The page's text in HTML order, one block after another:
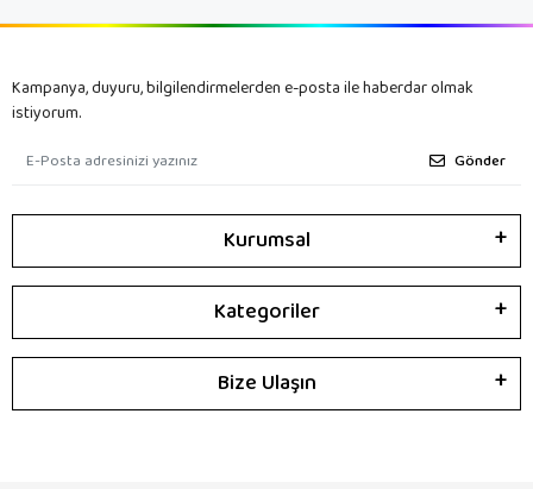
Kampanya, duyuru, bilgilendirmelerden e-posta ile haberdar olmak
istiyorum.
Gönder
Kurumsal
Kategoriler
Bize Ulaşın